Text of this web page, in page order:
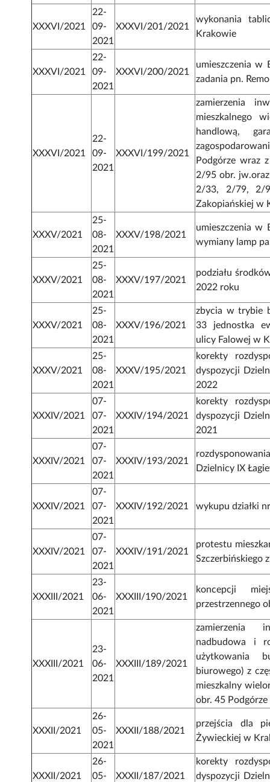
XXXVI/2021
22-
09-
2021
XXXVI/201/2021
wykonania
Krakowie
XXXVI/2021
22-
09-
2021
XXXVI/200/2021
umieszczenia w
zadania pn.
XXXVI/2021
22-
09-
2021
XXXVI/199/2021
zamierzenia
mieszkalnego
handlową,
Podgórze wraz
2/95 obr.
2/33, 2/79, 2/
Zakopiańskiej w
XXXV/2021
25-
08-
2021
XXXV/198/2021
umieszczenia w
wymiany lamp
XXXV/2021
25-
08-
2021
XXXV/197/2021
podziału
2022 roku
XXXV/2021
25-
08-
2021
XXXV/196/2021
zbycia w trybie
33 jednostka
ulicy Falowej w
XXXV/2021
25-
08-
2021
XXXV/195/2021
korekty
dyspozycji
2022
XXXIV/2021
07-
07-
2021
XXXIV/194/2021
korekty
dyspozycji
2021
XXXIV/2021
07-
07-
2021
XXXIV/193/2021
Dzielnicy IX
XXXIV/2021
07-
07-
2021
XXXIV/192/2021 wykupu działki
XXXIV/2021
07-
07-
2021
XXXIV/191/2021
protestu
Szczerbińskiego
XXXIII/2021
23-
06-
2021
XXXIII/190/2021
koncepcji
przestrzennego
XXXIII/2021
23-
06-
2021
XXXIII/189/2021
zamierzenia
nadbudowa i
użytkowania
biurowego) z
mieszkalny
obr. 45
XXXII/2021
26-
05-
2021
XXXII/188/2021
przejścia dla
Żywieckiej w
XXXII/2021
26-
05-
XXXII/187/2021
korekty
dyspozycji